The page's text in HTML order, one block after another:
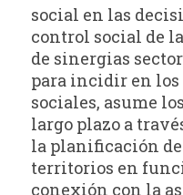
social en las
control social de
de sinergias
para incidir en
sociales, asume
largo plazo a
la planificación
territorios en
conexión con la